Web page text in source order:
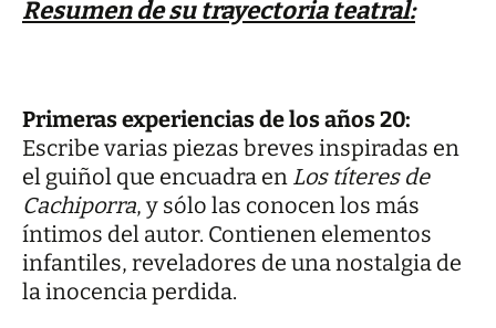
Resumen de su trayectoria teatral:
Primeras experiencias de los años 20:
Escribe varias piezas breves inspiradas en
el guiñol que encuadra en Los títeres de
Cachiporra, y sólo las conocen los más
íntimos del autor. Contienen elementos
infantiles, reveladores de una nostalgia de
la inocencia perdida.